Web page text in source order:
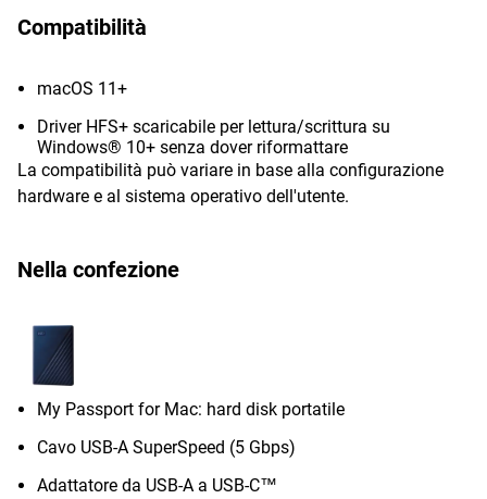
Compatibilità
macOS 11+
Driver HFS+ scaricabile per lettura/scrittura su
Windows® 10+ senza dover riformattare
La compatibilità può variare in base alla configurazione
hardware e al sistema operativo dell'utente.
Nella confezione
My Passport for Mac: hard disk portatile
Cavo USB-A SuperSpeed (5 Gbps)
Adattatore da USB-A a USB-C™